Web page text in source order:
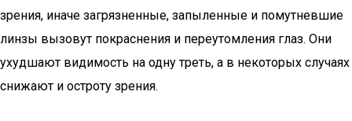
зрения, иначе загрязненные, запыленные и помутневшие
линзы вызовут покраснения и переутомления глаз. Они
ухудшают видимость на одну треть, а в некоторых случаях
снижают и остроту зрения.